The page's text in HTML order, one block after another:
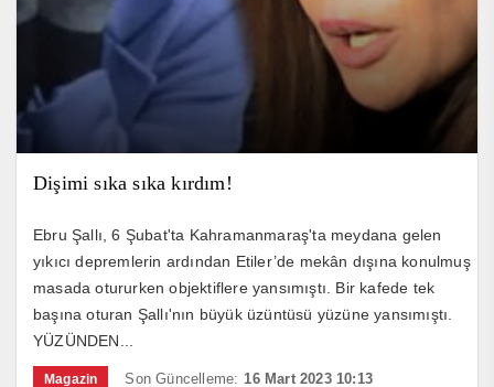
Dişimi sıka sıka kırdım!
Ebru Şallı, 6 Şubat'ta Kahramanmaraş'ta meydana gelen
yıkıcı depremlerin ardından Etiler’de mekân dışına konulmuş
masada otururken objektiflere yansımıştı. Bir kafede tek
başına oturan Şallı'nın büyük üzüntüsü yüzüne yansımıştı.
YÜZÜNDEN...
Magazin Son Güncelleme: 16 Mart 2023 10:13